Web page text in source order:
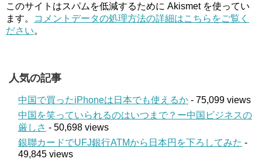
このサイトはスパムを低減するために Akismet を使ってい
ます。
コメントデータの処理方法の詳細はこちらをご覧く
ださい。
人気の記事
中国で買ったiPhoneは日本でも使えるか - 75,099 views
中国を笑っていられるのはいつまで？ー中国ビジネスの
厳しさ - 50,698 views
銀聯カードでUFJ銀行ATMから日本円を下ろしてみた -
49,845 views